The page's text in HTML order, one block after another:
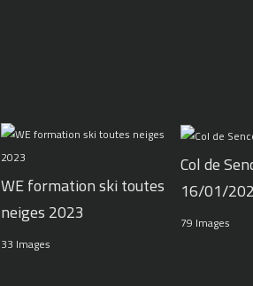
WE formation ski toutes
neiges 2023
33 Images
Col de
16/01/
79 Images